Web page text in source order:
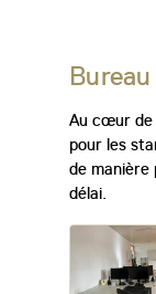
Au cœur de
pour les
de manière
délai.